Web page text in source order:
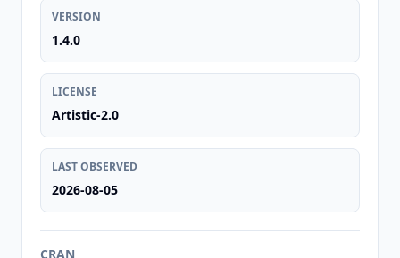
VERSION
1.4.0
LICENSE
Artistic-2.0
LAST OBSERVED
2026-08-05
CRAN